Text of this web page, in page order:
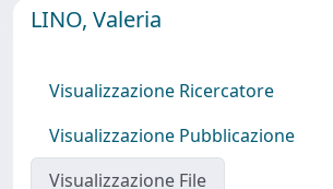
LINO, Valeria
Visualizzazione Ricercatore
Visualizzazione Pubblicazione
Visualizzazione File